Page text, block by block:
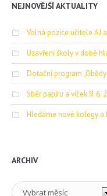
NEJNOVĚJŠÍ AKTUALITY
Volná pozice učitele AJ
Uzavření školy v době
Dotační program
Sběr papíru a víček 9. 6.
Hledáme nové kolegy a
ARCHIV
Archiv